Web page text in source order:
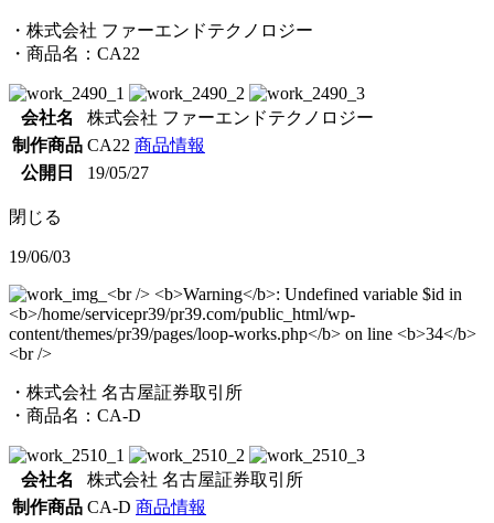
・株式会社 ファーエンドテクノロジー
・商品名：CA22
会社名
株式会社 ファーエンドテクノロジー
制作商品 CA22 商品情報
公開日
19/05/27
閉じる
19/06/03
・株式会社 名古屋証券取引所
・商品名：CA-D
会社名
株式会社 名古屋証券取引所
制作商品 CA-D 商品情報